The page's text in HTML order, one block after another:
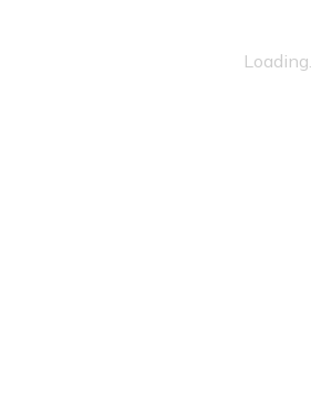
Loading…